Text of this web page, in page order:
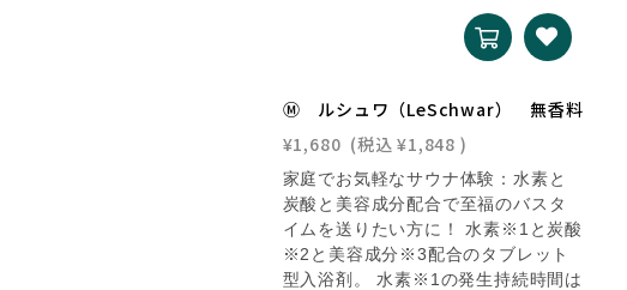
Ⓜ ルシュワ（LeSchwar） 無香料
¥1,680 (税込 ¥1,848 )
家庭でお気軽なサウナ体験：水素と
炭酸と美容成分配合で至福のバスタ
イムを送りたい方に！ 水素※1と炭酸
※2と美容成分※3配合のタブレット
型入浴剤。 水素※1の発生持続時間は